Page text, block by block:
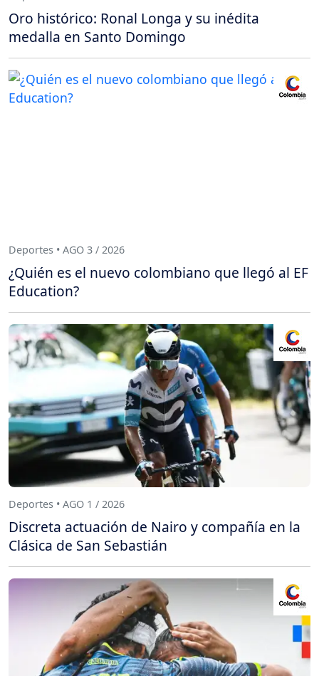
Oro histórico: Ronal Longa y su inédita
medalla en Santo Domingo
Deportes • AGO 3 / 2026
¿Quién es el nuevo colombiano que llegó al EF
Education?
Deportes • AGO 1 / 2026
Discreta actuación de Nairo y compañía en la
Clásica de San Sebastián